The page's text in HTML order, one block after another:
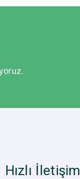
Hızlı İletişim